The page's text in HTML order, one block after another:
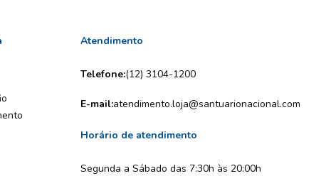
Atendimento
Telefone:(12) 3104-1200
E-mail:atendimento.loja@santuarionacional.com
Horário de atendimento
Segunda a Sábado das 7:30h às 20:00h